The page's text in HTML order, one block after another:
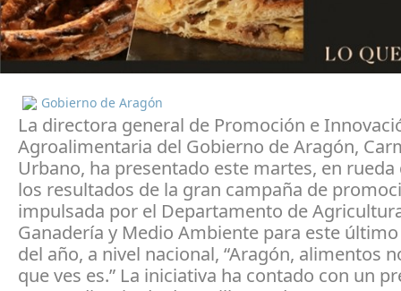
Gobierno de Aragón
La directora general de Promoción e
Agroalimentaria del Gobierno de Aragón,
Urbano, ha presentado este martes, en rueda
los resultados de la gran campaña de
impulsada por el Departamento de
Ganadería y Medio Ambiente para este
del año, a nivel nacional, “Aragón, alimentos
que ves es.” La iniciativa ha contado con un